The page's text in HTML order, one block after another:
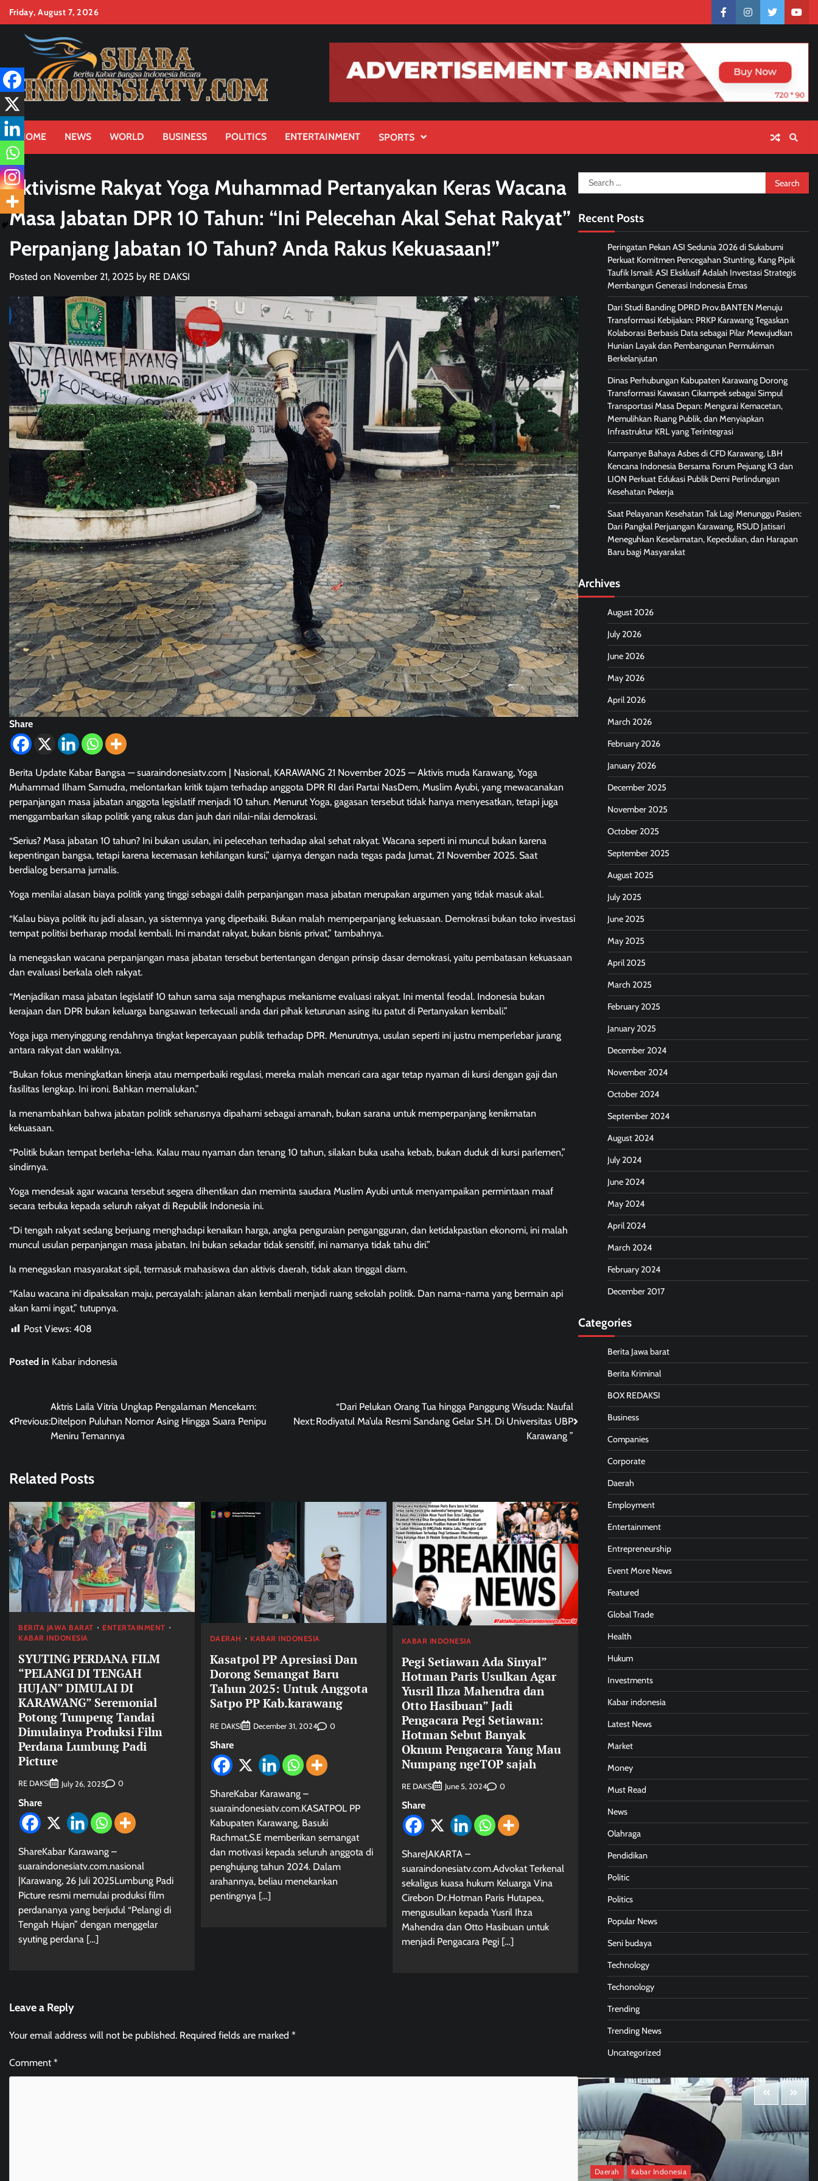
Skip
content
Friday, August 7, 2026
facebookinstagramtwitter
HOME NEWS WORLD BUSINESS POLITICS ENTERTAINMENT SPORTS
Aktivisme Rakyat Yoga Muhammad Pertanyakan Keras Wacana
Masa Jabatan DPR 10 Tahun: “Ini Pelecehan Akal Sehat Rakyat”
Perpanjang Jabatan 10 Tahun? Anda Rakus Kekuasaan!”
Posted on November 21, 2025 by RE DAKSI
Share
Berita Update Kabar Bangsa — suaraindonesiatv.com | Nasional, KARAWANG 21 November 2025 — Aktivis muda Karawang, Yoga
Muhammad Ilham Samudra, melontarkan kritik tajam terhadap anggota DPR RI dari Partai NasDem, Muslim Ayubi, yang mewacanakan
perpanjangan masa jabatan anggota legislatif menjadi 10 tahun. Menurut Yoga, gagasan tersebut tidak hanya menyesatkan, tetapi juga
menggambarkan sikap politik yang rakus dan jauh dari nilai-nilai demokrasi.
“Serius? Masa jabatan 10 tahun? Ini bukan usulan, ini pelecehan terhadap akal sehat rakyat. Wacana seperti ini muncul bukan karena
kepentingan bangsa, tetapi karena kecemasan kehilangan kursi,” ujarnya dengan nada tegas pada Jumat, 21 November 2025. Saat
berdialog bersama jurnalis.
Yoga menilai alasan biaya politik yang tinggi sebagai dalih perpanjangan masa jabatan merupakan argumen yang tidak masuk akal.
“Kalau biaya politik itu jadi alasan, ya sistemnya yang diperbaiki. Bukan malah memperpanjang kekuasaan. Demokrasi bukan toko investasi
tempat politisi berharap modal kembali. Ini mandat rakyat, bukan bisnis privat,” tambahnya.
Ia menegaskan wacana perpanjangan masa jabatan tersebut bertentangan dengan prinsip dasar demokrasi, yaitu pembatasan kekuasaan
dan evaluasi berkala oleh rakyat.
“Menjadikan masa jabatan legislatif 10 tahun sama saja menghapus mekanisme evaluasi rakyat. Ini mental feodal. Indonesia bukan
kerajaan dan DPR bukan keluarga bangsawan terkecuali anda dari pihak keturunan asing itu patut di Pertanyakan kembali.”
Yoga juga menyinggung rendahnya tingkat kepercayaan publik terhadap DPR. Menurutnya, usulan seperti ini justru memperlebar jurang
antara rakyat dan wakilnya.
“Bukan fokus meningkatkan kinerja atau memperbaiki regulasi, mereka malah mencari cara agar tetap nyaman di kursi dengan gaji dan
fasilitas lengkap. Ini ironi. Bahkan memalukan.”
Ia menambahkan bahwa jabatan politik seharusnya dipahami sebagai amanah, bukan sarana untuk memperpanjang kenikmatan
kekuasaan.
“Politik bukan tempat berleha-leha. Kalau mau nyaman dan tenang 10 tahun, silakan buka usaha kebab, bukan duduk di kursi parlemen,”
sindirnya.
Yoga mendesak agar wacana tersebut segera dihentikan dan meminta saudara Muslim Ayubi untuk menyampaikan permintaan maaf
secara terbuka kepada seluruh rakyat di Republik Indonesia ini.
“Di tengah rakyat sedang berjuang menghadapi kenaikan harga, angka penguraian pengangguran, dan ketidakpastian ekonomi, ini malah
muncul usulan perpanjangan masa jabatan. Ini bukan sekadar tidak sensitif, ini namanya tidak tahu diri.”
Ia menegaskan masyarakat sipil, termasuk mahasiswa dan aktivis daerah, tidak akan tinggal diam.
“Kalau wacana ini dipaksakan maju, percayalah: jalanan akan kembali menjadi ruang sekolah politik. Dan nama-nama yang bermain api
akan kami ingat,” tutupnya.
Post Views: 408
Posted in Kabar indonesia
navigation
Previous:
Aktris Laila Vitria Ungkap Pengalaman Mencekam:
Ditelpon Puluhan Nomor Asing Hingga Suara Penipu
Meniru Temannya
Next:
“Dari Pelukan Orang Tua hingga Panggung Wisuda: Naufal
Rodiyatul Ma’ula Resmi Sandang Gelar S.H. Di Universitas UBP
Karawang ”
Related Posts
BERITA JAWA BARAT
ENTERTAINMENT
KABAR INDONESIA
SYUTING PERDANA FILM
“PELANGI DI TENGAH
HUJAN” DIMULAI DI
KARAWANG” Seremonial
Potong Tumpeng Tandai
Dimulainya Produksi Film
Perdana Lumbung Padi
Picture
RE DAKSI July 26, 2025 0
Share
ShareKabar Karawang –
suaraindonesiatv.com.nasional
|Karawang, 26 Juli 2025Lumbung Padi
Picture resmi memulai produksi film
perdananya yang berjudul “Pelangi di
Tengah Hujan” dengan menggelar
syuting perdana […]
DAERAH KABAR INDONESIA
Kasatpol PP Apresiasi Dan
Dorong Semangat Baru
Tahun 2025: Untuk Anggota
Satpo PP Kab.karawang
RE DAKSI December 31, 2024 0
Share
ShareKabar Karawang –
suaraindonesiatv.com.KASATPOL PP
Kabupaten Karawang, Basuki
Rachmat,S.E memberikan semangat
dan motivasi kepada seluruh anggota di
penghujung tahun 2024. Dalam
arahannya, beliau menekankan
pentingnya […]
KABAR INDONESIA
Pegi Setiawan Ada Sinyal”
Hotman Paris Usulkan Agar
Yusril Ihza Mahendra dan
Otto Hasibuan” Jadi
Pengacara Pegi Setiawan:
Hotman Sebut Banyak
Oknum Pengacara Yang Mau
Numpang ngeTOP sajah
RE DAKSI June 5, 2024 0
Share
ShareJAKARTA –
suaraindonesiatv.com.Advokat Terkenal
sekaligus kuasa hukum Keluarga Vina
Cirebon Dr.Hotman Paris Hutapea,
mengusulkan kepada Yusril Ihza
Mahendra dan Otto Hasibuan untuk
menjadi Pengacara Pegi […]
Leave a Reply
Your email address will not be published. Required fields are marked *
Comment*
Search
for:
Recent Posts
Peringatan Pekan ASI Sedunia 2026 di Sukabumi
Perkuat Komitmen Pencegahan Stunting, Kang Pipik
Taufik Ismail: ASI Eksklusif Adalah Investasi Strategis
Membangun Generasi Indonesia Emas
Dari Studi Banding DPRD Prov.BANTEN Menuju
Transformasi Kebijakan: PRKP Karawang Tegaskan
Kolaborasi Berbasis Data sebagai Pilar Mewujudkan
Hunian Layak dan Pembangunan Permukiman
Berkelanjutan
Dinas Perhubungan Kabupaten Karawang Dorong
Transformasi Kawasan Cikampek sebagai Simpul
Transportasi Masa Depan: Mengurai Kemacetan,
Memulihkan Ruang Publik, dan Menyiapkan
Infrastruktur KRL yang Terintegrasi
Kampanye Bahaya Asbes di CFD Karawang, LBH
Kencana Indonesia Bersama Forum Pejuang K3 dan
LION Perkuat Edukasi Publik Demi Perlindungan
Kesehatan Pekerja
Saat Pelayanan Kesehatan Tak Lagi Menunggu Pasien:
Dari Pangkal Perjuangan Karawang, RSUD Jatisari
Meneguhkan Keselamatan, Kepedulian, dan Harapan
Baru bagi Masyarakat
Archives
August 2026
July 2026
June 2026
May 2026
April 2026
March 2026
February 2026
January 2026
December 2025
November 2025
October 2025
September 2025
August 2025
July 2025
June 2025
May 2025
April 2025
March 2025
February 2025
January 2025
December 2024
November 2024
October 2024
September 2024
August 2024
July 2024
June 2024
May 2024
April 2024
March 2024
February 2024
December 2017
Categories
Berita Jawa barat
Berita Kriminal
BOX REDAKSI
Business
Companies
Corporate
Daerah
Employment
Entertainment
Entrepreneurship
Event More News
Featured
Global Trade
Health
Hukum
Investments
Kabar indonesia
Latest News
Market
Money
Must Read
News
Olahraga
Pendidikan
Politic
Politics
Popular News
Seni budaya
Technology
Techonology
Trending
Trending News
Uncategorized
Daerah Kabar Indonesia